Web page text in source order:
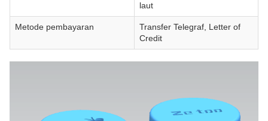
laut
Metode pembayaran
Transfer Telegraf, Letter of
Credit